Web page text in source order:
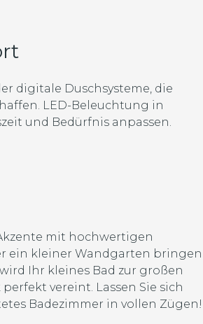
digitale Duschsysteme, die
LED-Beleuchtung in
und Bedürfnis anpassen.
mit hochwertigen
ein kleiner Wandgarten bringen
Ihr kleines Bad zur großen
vereint. Lassen Sie sich
Badezimmer in vollen Zügen!